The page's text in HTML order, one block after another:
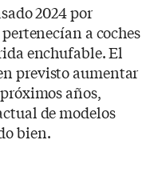
2024 por
a coches
enchufable. El
previsto aumentar
años,
de modelos
bien.